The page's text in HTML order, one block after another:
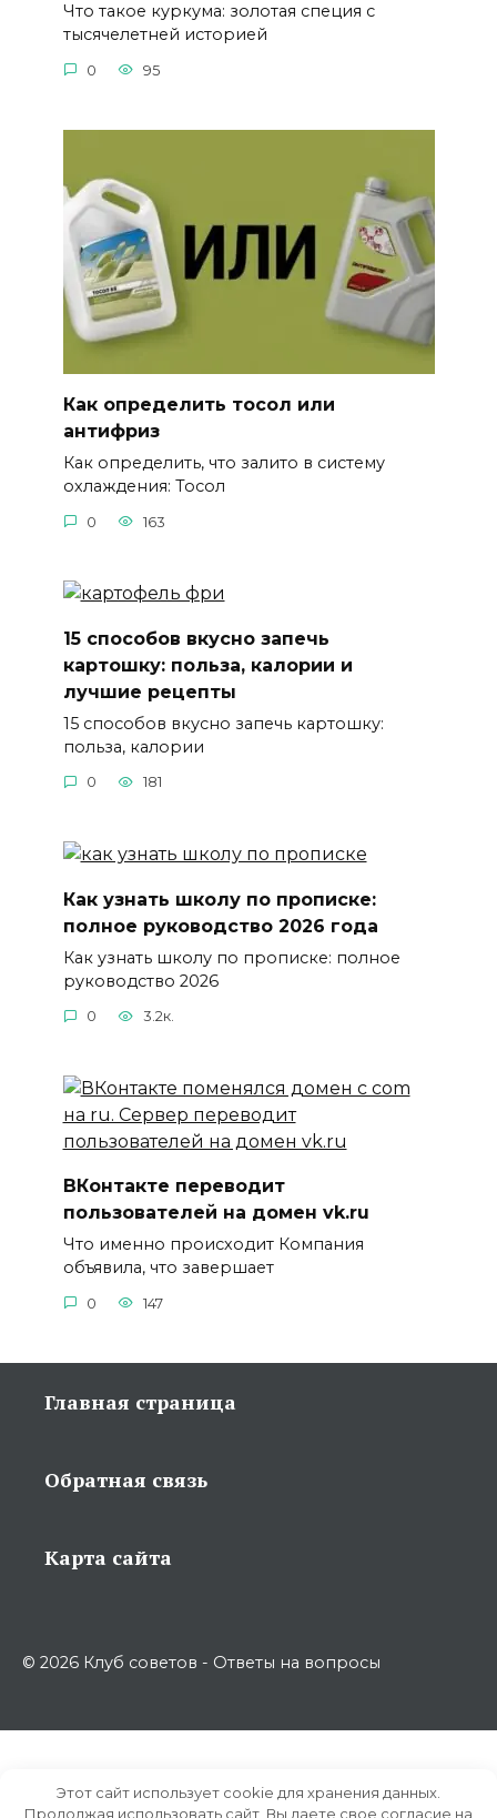
Что такое куркума: золотая специя с
тысячелетней историей
0 95
Как определить тосол или
антифриз
Как определить, что залито в систему
охлаждения: Тосол
0 163
15 способов вкусно запечь
картошку: польза, калории и
лучшие рецепты
15 способов вкусно запечь картошку:
польза, калории
0 181
Как узнать школу по прописке:
полное руководство 2026 года
Как узнать школу по прописке: полное
руководство 2026
0 3.2к.
ВКонтакте переводит
пользователей на домен vk.ru
Что именно происходит Компания
объявила, что завершает
0 147
Главная страница
Обратная связь
Карта сайта
© 2026 Клуб советов - Ответы на вопросы
Этот сайт использует cookie для хранения данных.
Продолжая использовать сайт, Вы даете свое согласие на